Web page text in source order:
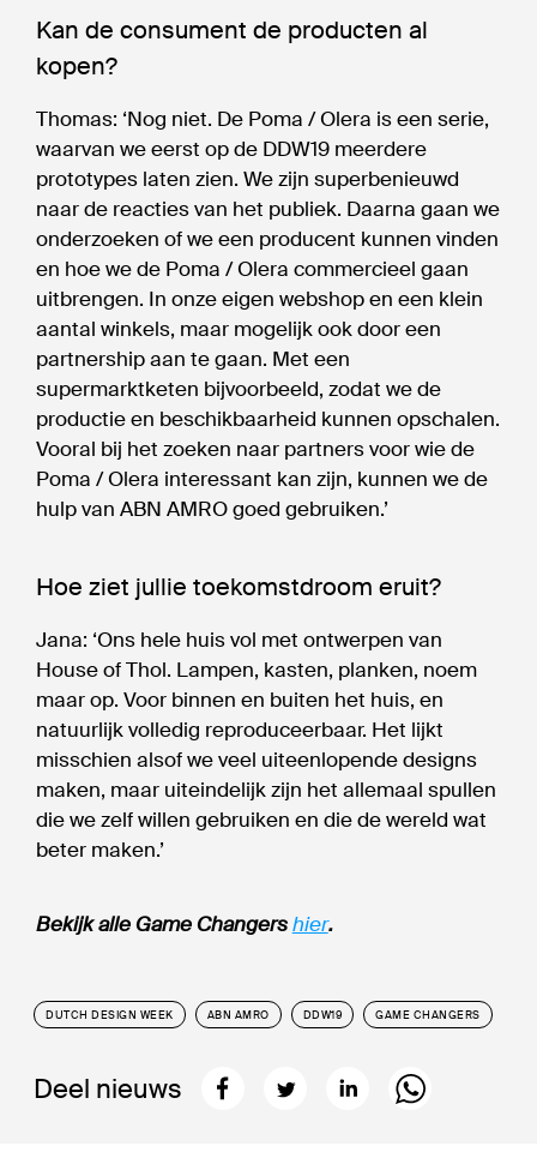
DUTCH DESIGN WEEK ABN AMRO DDW19 GAME CHANGERS
Deel nieuws
Kan de consument de producten al
kopen?
Thomas: ‘Nog niet. De Poma / Olera is een serie,
waarvan we eerst op de DDW19 meerdere
prototypes laten zien. We zijn superbenieuwd
naar de reacties van het publiek. Daarna gaan we
onderzoeken of we een producent kunnen vinden
en hoe we de Poma / Olera commercieel gaan
uitbrengen. In onze eigen webshop en een klein
aantal winkels, maar mogelijk ook door een
partnership aan te gaan. Met een
supermarktketen bijvoorbeeld, zodat we de
productie en beschikbaarheid kunnen opschalen.
Vooral bij het zoeken naar partners voor wie de
Poma / Olera interessant kan zijn, kunnen we de
hulp van ABN AMRO goed gebruiken.’
Hoe ziet jullie toekomstdroom eruit?
Jana: ‘Ons hele huis vol met ontwerpen van
House of Thol. Lampen, kasten, planken, noem
maar op. Voor binnen en buiten het huis, en
natuurlijk volledig reproduceerbaar. Het lijkt
misschien alsof we veel uiteenlopende designs
maken, maar uiteindelijk zijn het allemaal spullen
die we zelf willen gebruiken en die de wereld wat
beter maken.’
Bekijk alle Game Changershier.